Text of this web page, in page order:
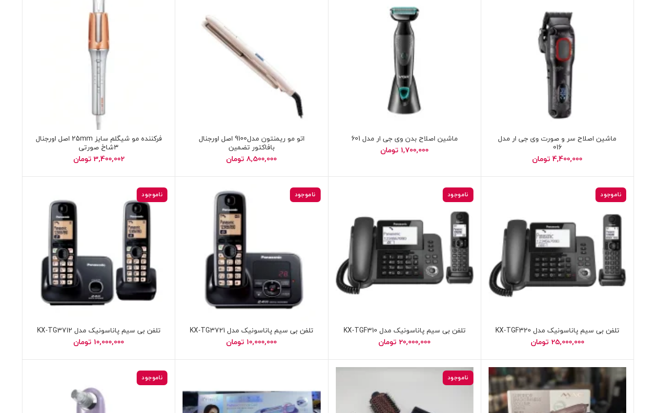
ماشین اصلاح سر و صورت وی جی ار مدل
016
4,400,000 تومان
ماشین اصلاح بدن وی جی ار مدل 601
1,700,000 تومان
اتو مو ریمنتون مدل9100 اصل اورجنال
بافاکتور تضمین
8,500,000 تومان
فرکننده مو شیگلم سایز 25mm اصل اورجنال
۳شاخ صورتی
3,400,002 تومان
ناموجود
تلفن بی سیم پاناسونیک مدل KX-TGF320
25,000,000 تومان
ناموجود
تلفن بی سیم پاناسونیک مدل KX-TGF310
20,000,000 تومان
ناموجود
تلفن بی سیم پاناسونیک مدل KX-TG3721
10,000,000 تومان
ناموجود
تلفن بی سیم پاناسونیک مدل KX-TG3712
10,000,000 تومان
ناموجود ناموجود